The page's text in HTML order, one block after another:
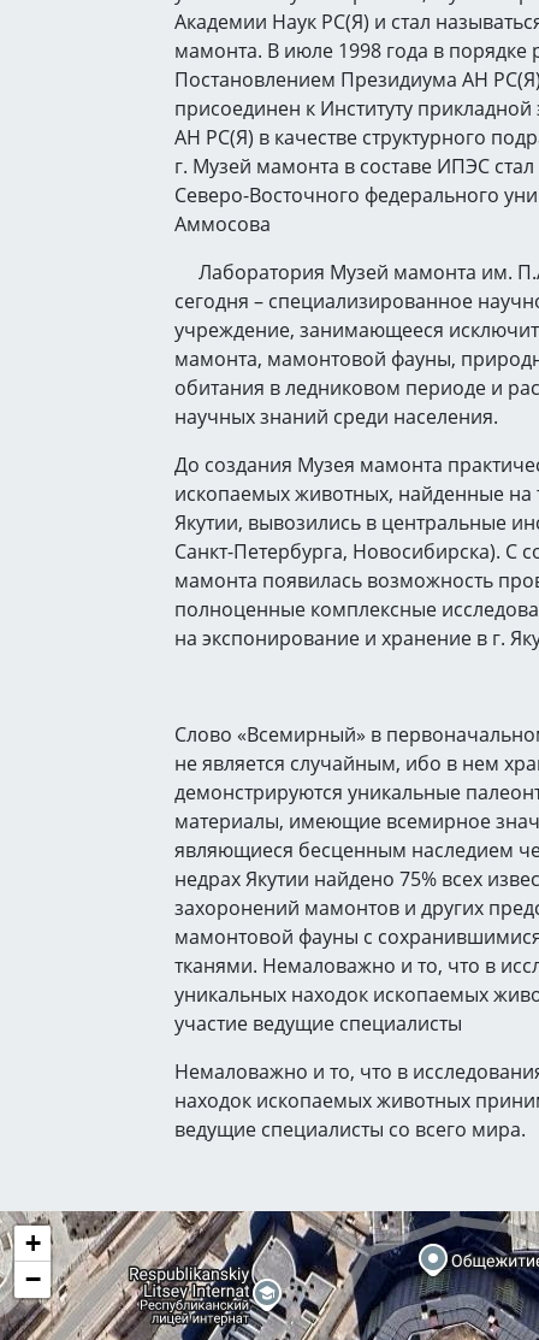
Академии Наук РС(Я) и стал
мамонта. В июле 1998 года в порядке
Постановлением Президиума АН
присоединен к Институту
АН РС(Я) в качестве структурного
г. Музей мамонта в составе ИПЭС
Северо-Восточного федерального
Аммосова
Лаборатория Музей мамонта им.
сегодня – специализированное
учреждение, занимающееся
мамонта, мамонтовой фауны,
обитания в ледниковом периоде и
научных знаний среди населения.
До создания Музея мамонта
ископаемых животных, найденные на
Якутии, вывозились в центральные
Санкт-Петербурга, Новосибирска). С
мамонта появилась возможность
полноценные комплексные
на экспонирование и хранение в г.
Слово «Всемирный» в
не является случайным, ибо в нем
демонстрируются уникальные
материалы, имеющие всемирное
являющиеся бесценным наследием
недрах Якутии найдено 75% всех
захоронений мамонтов и других
мамонтовой фауны с
тканями. Немаловажно и то, что в
уникальных находок ископаемых
участие ведущие специалисты
Немаловажно и то, что в
находок ископаемых животных
ведущие специалисты со всего мира.
+
−